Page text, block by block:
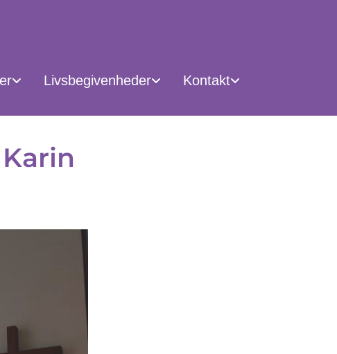
Livsbegivenheder Kontakt